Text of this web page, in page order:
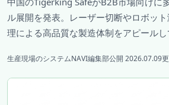
ル展開を発表。レーザー切断やロボッ
理による高品質な製造体制をアピールし
生産現場のシステムNAVI編集部公開 2026.07.09